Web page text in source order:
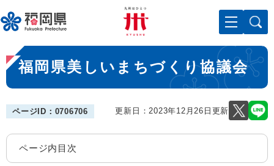
ー
ジ
先
頭
で
メニューを飛ばして本文へ
本
文
福岡県美しいまちづくり協議会
ページID：0706706 更新日：2023年12月26日更新
ページ内目次